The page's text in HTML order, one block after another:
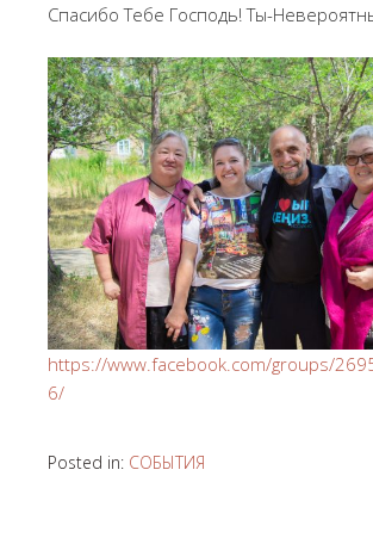
Спасибо Тебе Господь! Ты-
https://www.facebook.com/groups/
6/
Posted in: СОБЫТИЯ